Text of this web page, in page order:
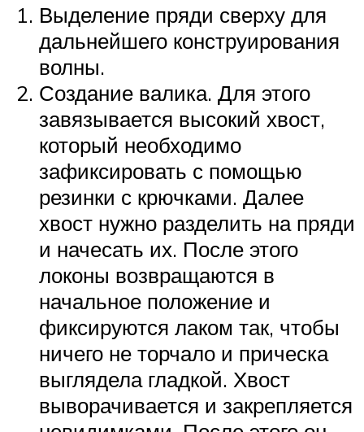
Выделение пряди сверху для
дальнейшего конструирования
волны.
Создание валика. Для этого
завязывается высокий хвост,
который необходимо
зафиксировать с помощью
резинки с крючками. Далее
хвост нужно разделить на пряди
и начесать их. После этого
локоны возвращаются в
начальное положение и
фиксируются лаком так, чтобы
ничего не торчало и прическа
выглядела гладкой. Хвост
выворачивается и закрепляется